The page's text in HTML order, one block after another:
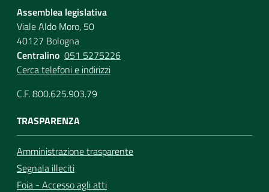
Assemblea legislativa
Viale Aldo Moro, 50
40127 Bologna
Centralino 051 5275226
Cerca telefoni e indirizzi
C.F. 800.625.903.79
TRASPARENZA
Amministrazione trasparente
Segnala illeciti
Foia - Accesso agli atti